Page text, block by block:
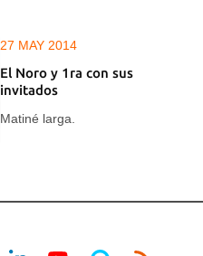
27 MAY 2014
El Noro y 1ra con sus
invitados
Matiné larga.